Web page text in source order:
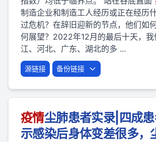
制造企业和制造工人经历或正在经历
过危机？在辞旧迎新的节点，他们如
何展望？2022年12月的最后十天，
江、河北、广东、湖北的多 ...
源链接 备份链接
疫情尘肺患者实录|四成
示感染后身体变差很多，